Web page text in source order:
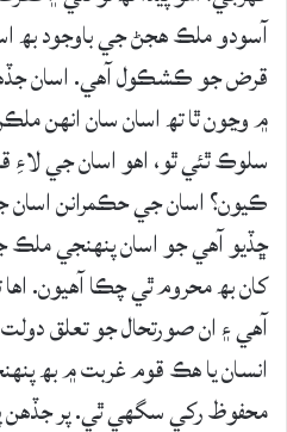
آسودو ملڪ ھجڻ جي باوجود بھ
قرض جو ڪشڪول آھي. اسان
۾ وڃون ٿا تھ اسان سان انھن
سلوڪ ٿئي ٿو، اھو اسان جي لاءِ
ڪيون؟ اسان جي حڪمرانن
ڇڏيو آھي جو اسان پنھنجي
کان بھ محروم ٿي چڪا آھيون.
آھي ۽ ان صورتحال جو تعلق
انسان يا ھڪ قوم غربت ۾ بھ
محفوظ رکي سگھي ٿي. پر